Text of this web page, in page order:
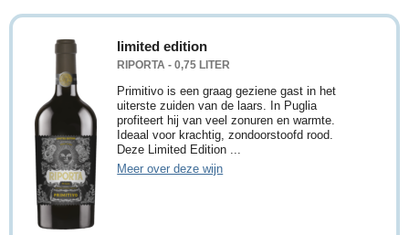
limited edition
RIPORTA - 0,75 LITER
Primitivo is een graag geziene gast in het
uiterste zuiden van de laars. In Puglia
profiteert hij van veel zonuren en warmte.
Ideaal voor krachtig, zondoorstoofd rood.
Deze Limited Edition ...
Meer over deze wijn